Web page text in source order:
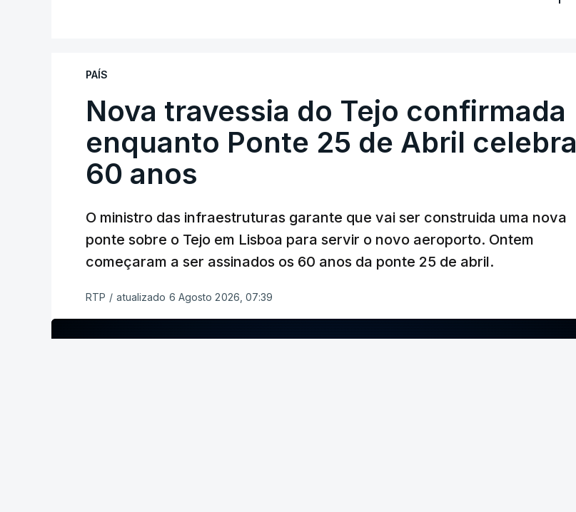
PAÍS
Nova travessia do Tejo confirmada
enquanto Ponte 25 de Abril celebra
60 anos
O ministro das infraestruturas garante que vai ser construida uma nova
ponte sobre o Tejo em Lisboa para servir o novo aeroporto. Ontem
começaram a ser assinados os 60 anos da ponte 25 de abril.
RTP / atualizado 6 Agosto 2026, 07:39